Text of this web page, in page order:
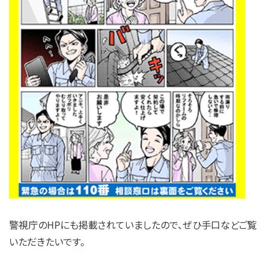
警視庁のHPにも掲載されていましたので、ぜひ手口などご覧
いただきたいです。